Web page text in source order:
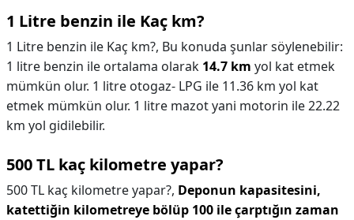
1 Litre benzin ile Kaç km?
1 Litre benzin ile Kaç km?, Bu konuda şunlar söylenebilir:
1 litre benzin ile ortalama olarak 14.7 km yol kat etmek
mümkün olur. 1 litre otogaz- LPG ile 11.36 km yol kat
etmek mümkün olur. 1 litre mazot yani motorin ile 22.22
km yol gidilebilir.
500 TL kaç kilometre yapar?
500 TL kaç kilometre yapar?, Deponun kapasitesini,
katettiğin kilometreye bölüp 100 ile çarptığın zaman